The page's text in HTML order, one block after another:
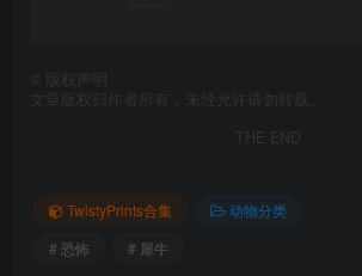
版权声明
文章版权归作者所有，未经允许请勿转载。
THE END
TwistyPrints合集
动物分类
# 恐怖
# 犀牛